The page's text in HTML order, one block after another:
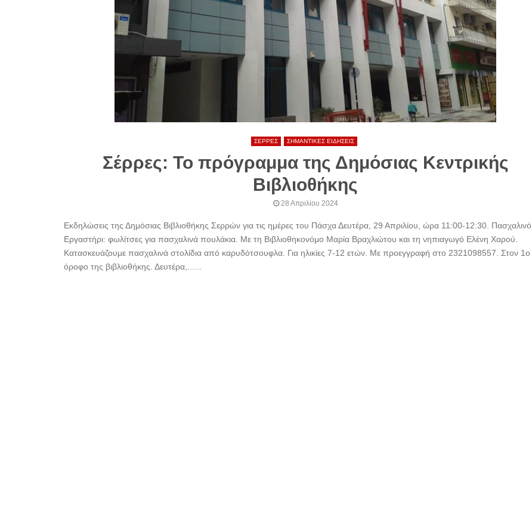
ΣΕΡΡΕΣ ΣΗΜΑΝΤΙΚΕΣ ΕΙΔΗΣΕΙΣ
Σέρρες: Το πρόγραμμα της Δημόσιας Κεντρικής
Βιβλιοθήκης
28 Απριλίου 2024
Εκδηλώσεις της Δημόσιας Βιβλιοθήκης Σερρών για τις ημέρες του Πάσχα Δευτέρα, 29 Απριλίου, ώρα 11:00-12:30. Πασχαλινό
Εργαστήρι: φωλίτσες για πασχαλινά πουλάκια. Με τη Βιβλιοθηκονόμο Μαρία Βραχλιώτου και τη νηπιαγωγό Ελένη Χαρού.
Κατασκευάζουμε πασχαλινά στολίδια από καρυδότσουφλα. Για ηλικίες 7-12 ετών. Με προεγγραφή στο 2321098557. Στον 1ο
όροφο της βιβλιοθήκης. Δευτέρα,......